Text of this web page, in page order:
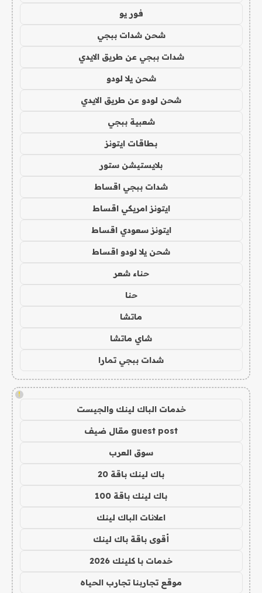
فور يو
شحن شدات ببجي
شدات ببجي عن طريق الايدي
شحن يلا لودو
شحن لودو عن طريق الايدي
شعبية ببجي
بطاقات ايتونز
بلايستيشن ستور
شدات ببجي اقساط
ايتونز امريكي اقساط
ايتونز سعودي اقساط
شحن يلا لودو اقساط
حناء شعر
حنا
ماتشا
شاي ماتشا
شدات ببجي تمارا
!
خدمات الباك لينك والجيست
guest post مقال ضيف
سوق العرب
باك لينك باقة 20
باك لينك باقة 100
اعلانات الباك لينك
أقوى باقة باك لينك
خدمات با كلينك 2026
موقع تجاربنا تجارب الحياه